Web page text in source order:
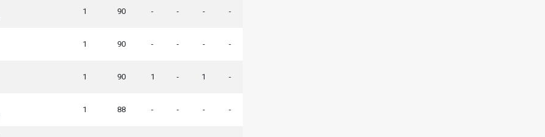
1 90 - - - -
1 90 - - - -
1 90 1 - 1 -
1 88 - - - -